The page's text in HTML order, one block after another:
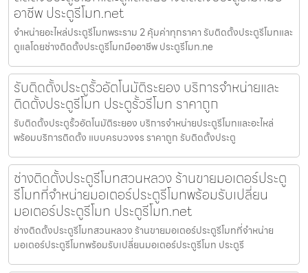
อาชีพ ประตูรีโมท.net
จำหน่ายอะไหล่ประตูรีโมทพระราม 2 คุ้มค่าทุกราคา รับติดตั้งประตูรีโมทและ
ดูแลโดยช่างติดตั้งประตูรีโมทมืออาชีพ ประตูรีโมท.ne
รับติดตั้งประตูรั้วอัตโนมัติระยอง บริการจำหน่ายและ
ติดตั้งประตูรีโมท ประตูรั้วรีโมท ราคาถูก
รับติดตั้งประตูรั้วอัตโนมัติระยอง บริการจำหน่ายประตูรีโมทและอะไหล่
พร้อมบริการติดตั้ง แบบครบวงจร ราคาถูก รับติดตั้งประตู
ช่างติดตั้งประตูรีโมทสวนหลวง ร้านขายมอเตอร์ประตู
รีโมทที่จำหน่ายมอเตอร์ประตูรีโมทพร้อมรับเปลี่ยน
มอเตอร์ประตูรีโมท ประตูรีโมท.net
ช่างติดตั้งประตูรีโมทสวนหลวง ร้านขายมอเตอร์ประตูรีโมทที่จำหน่าย
มอเตอร์ประตูรีโมทพร้อมรับเปลี่ยนมอเตอร์ประตูรีโมท ประตูรี